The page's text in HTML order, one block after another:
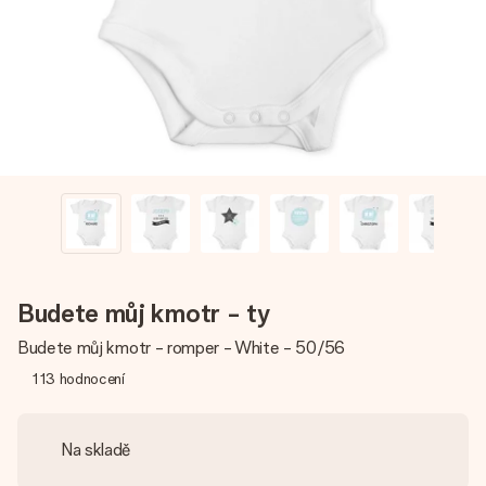
jménem, vaší fotografií nebo vzkazem, který doopravdy
zahřeje u srdce. Žádné zbytečné složitosti, jen spousta
lásky pro daný okamžik.
Budete můj kmotr - ty
Budete můj kmotr - romper - White - 50/56
113 hodnocení
Na skladě